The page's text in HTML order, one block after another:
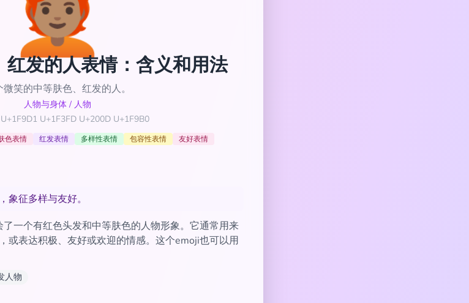
、红发的人表情：含义和用法
微笑的中等肤色、红发的人。
人物与身体 / 人物
U+1F3FD U+200D U+1F9B0
色表情 红发表情 多样性表情 包容性表情 友好表情
象征多样与友好。
一个有红色头发和中等肤色的人物形象。它通常用来
或表达积极、友好或欢迎的情感。这个emoji也可以用
人物